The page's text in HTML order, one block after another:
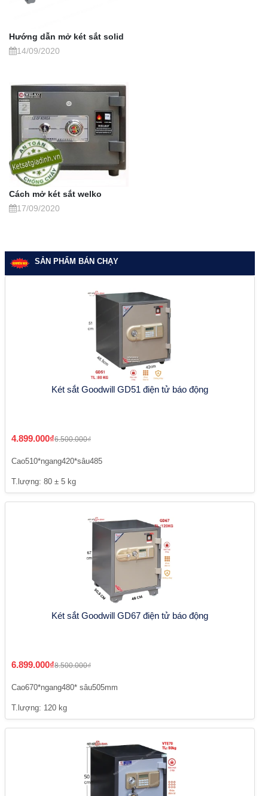
Hướng dẫn mở két sắt solid
14/09/2020
Cách mở két sắt welko
17/09/2020
SẢN PHẨM BÁN CHẠY
Két sắt Goodwill GD51 điện tử báo động
4.899.000₫6.500.000₫
Cao510*ngang420*sâu485
T.lượng: 80 ± 5 kg
Két sắt Goodwill GD67 điện tử báo động
6.899.000₫8.500.000₫
Cao670*ngang480* sâu505mm
T.lượng: 120 kg